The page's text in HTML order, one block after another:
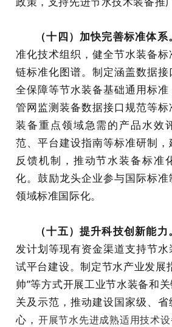
（十四）加快完善标准体系
准化技术组织，健全节水装备
链标准化图谱。制定涵盖数据
全保障等节水装备基础通用标准
管网监测装备数据接口规范等
装备重点领域急需的产品水效
范、平台建设指南等标准研制
反馈机制，推动节水装备标准
化。鼓励龙头企业参与国际标
领域标准国际化。
（十五）提升科技创新能力
发计划等现有资金渠道支持节
试平台建设。制定节水产业发展
帅”等方式开展工业节水装备和
关及示范，推动建设国家级、
心， 开展节水先进成熟适用技术